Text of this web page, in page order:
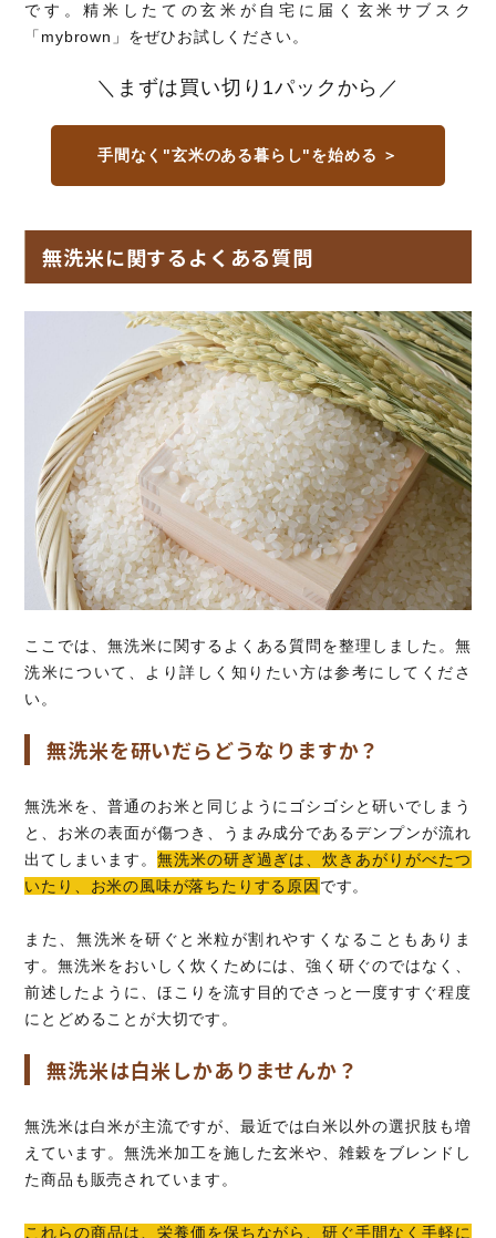
です。精米したての玄米が自宅に届く玄米サブスク
「mybrown」をぜひお試しください。
＼まずは買い切り1パックから／
手間なく"玄米のある暮らし"を始める ＞
無洗米に関するよくある質問
ここでは、無洗米に関するよくある質問を整理しました。無
洗米について、より詳しく知りたい方は参考にしてくださ
い。
無洗米を研いだらどうなりますか？
無洗米を、普通のお米と同じようにゴシゴシと研いでしまう
と、お米の表面が傷つき、うまみ成分であるデンプンが流れ
出てしまいます。 無洗米の研ぎ過ぎは、炊きあがりがべたつ
いたり、お米の風味が落ちたりする原因です。
また、無洗米を研ぐと米粒が割れやすくなることもありま
す。無洗米をおいしく炊くためには、強く研ぐのではなく、
前述したように、ほこりを流す目的でさっと一度すすぐ程度
にとどめることが大切です。
無洗米は白米しかありませんか？
無洗米は白米が主流ですが、最近では白米以外の選択肢も増
えています。無洗米加工を施した玄米や、雑穀をブレンドし
た商品も販売されています。
これらの商品は、栄養価を保ちながら、研ぐ手間なく手軽に